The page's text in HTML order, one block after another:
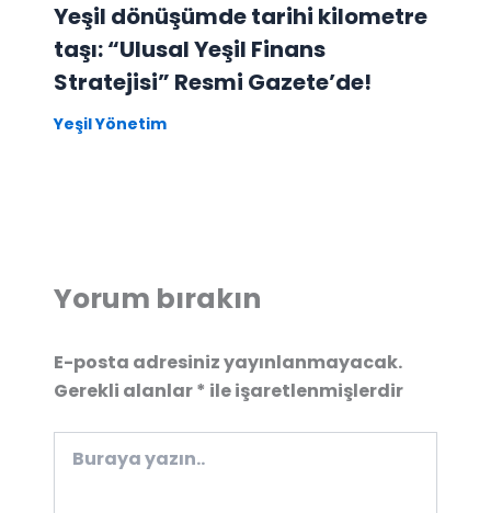
Yeşil dönüşümde tarihi kilometre
taşı: “Ulusal Yeşil Finans
Stratejisi” Resmi Gazete’de!
Yeşil Yönetim
Yorum bırakın
E-posta adresiniz yayınlanmayacak.
Gerekli alanlar* ile işaretlenmişlerdir
yazın..